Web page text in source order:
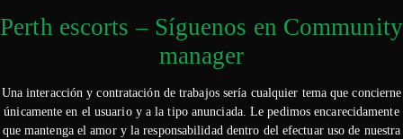
Perth escorts – Síguenos en Community
manager
Una interacción y contratación de trabajos serí­a cualquier tema que concierne
únicamente en el usuario y a la tipo anunciada. Le pedimos encarecidamente
que mantenga el amor y la responsabilidad dentro del efectuar uso de nuestra